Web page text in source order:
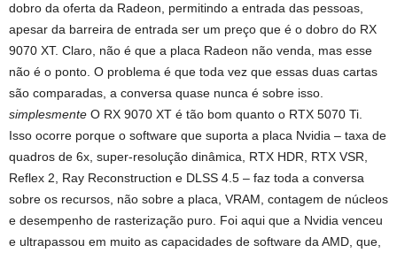
dobro da oferta da Radeon, permitindo a entrada das pessoas,
apesar da barreira de entrada ser um preço que é o dobro do RX
9070 XT. Claro, não é que a placa Radeon não venda, mas esse
não é o ponto. O problema é que toda vez que essas duas cartas
são comparadas, a conversa quase nunca é sobre isso.
simplesmente O RX 9070 XT é tão bom quanto o RTX 5070 Ti.
Isso ocorre porque o software que suporta a placa Nvidia – taxa de
quadros de 6x, super-resolução dinâmica, RTX HDR, RTX VSR,
Reflex 2, Ray Reconstruction e DLSS 4.5 – faz toda a conversa
sobre os recursos, não sobre a placa, VRAM, contagem de núcleos
e desempenho de rasterização puro. Foi aqui que a Nvidia venceu
e ultrapassou em muito as capacidades de software da AMD, que,